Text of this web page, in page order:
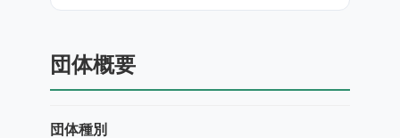
団体概要
団体種別